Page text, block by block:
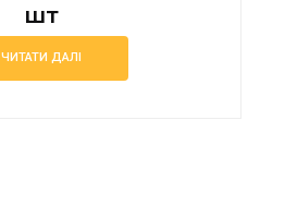
шт
ЧИТАТИ ДАЛІ